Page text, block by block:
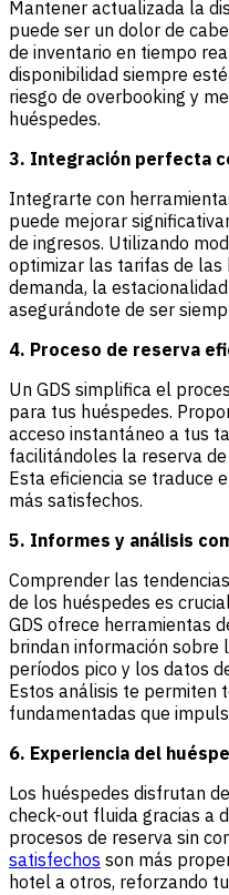
Mantener actualizada la
puede ser un dolor de
de inventario en tiempo
disponibilidad siempre
riesgo de overbooking y
huéspedes.
3. Integración perfecta
Integrarte con
puede mejorar
de ingresos. Utilizando
optimizar las tarifas de las
demanda, la
asegurándote de ser
4. Proceso de reserva
Un GDS simplifica el
para tus huéspedes.
acceso instantáneo a tus
facilitándoles la reserva
Esta eficiencia se traduce
más satisfechos.
5. Informes y análisis
Comprender las
de los huéspedes es
GDS ofrece herramientas
brindan información sobre
períodos pico y los datos
Estos análisis te permiten
fundamentadas que
6. Experiencia del
Los huéspedes disfrutan
check-out fluida gracias a
procesos de reserva sin
satisfechos son más
hotel a otros, reforzando